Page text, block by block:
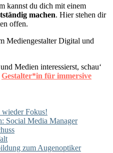
kannst du dich mit einem
machen. Hier stehen dir
offen.
Mediengestalter Digital und
Medien interessierst, schau‘
Gestalter*in für immersive
Fokus!
Social Media Manager
zum Augenoptiker